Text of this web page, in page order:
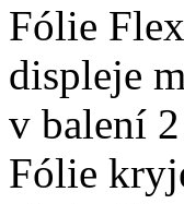
Fólie
displeje
v balení
Fólie